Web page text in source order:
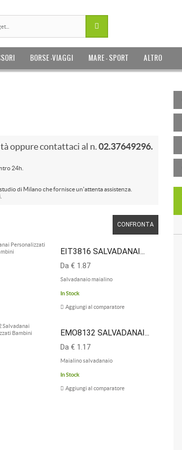
BORSE -VIAGGI MARE - SPORT ALTRO
oppure contattaci al n.02.37649296.
24h.
di Milano che fornisce un'attenta assistenza.
CONFRONTA
EIT3816 SALVADANAI...
Da € 1.87
Salvadanaio maialino
In Stock
Aggiungi al comparatore
EMO8132 SALVADANAI...
Da € 1.17
Maialino salvadanaio
In Stock
Aggiungi al comparatore